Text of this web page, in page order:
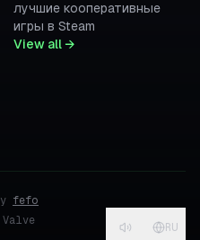
лучшие кооперативные
игры в Steam
View all →
fefo
RU